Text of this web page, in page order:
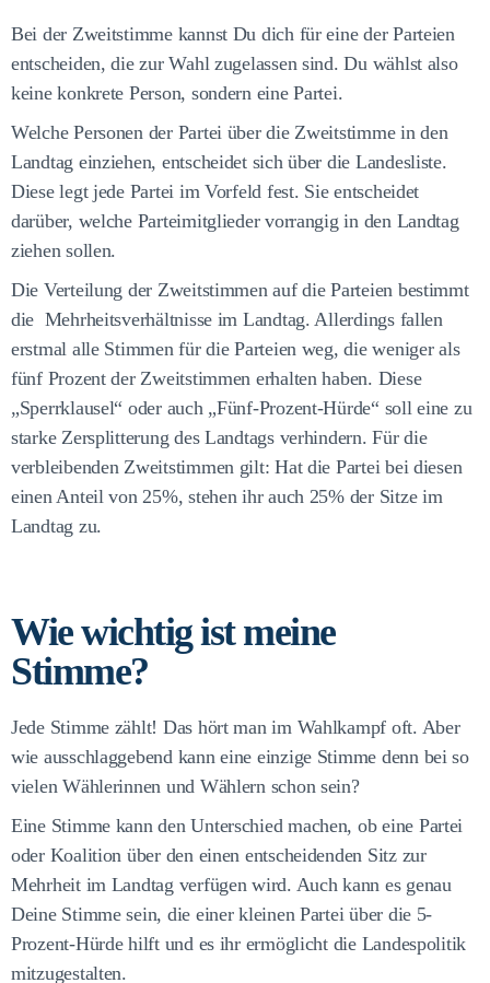
Bei der Zweitstimme kannst Du dich für eine der Parteien
entscheiden, die zur Wahl zugelassen sind. Du wählst also
keine konkrete Person, sondern eine Partei.
Welche Personen der Partei über die Zweitstimme in den
Landtag einziehen, entscheidet sich über die Landesliste.
Diese legt jede Partei im Vorfeld fest. Sie entscheidet
darüber, welche Parteimitglieder vorrangig in den Landtag
ziehen sollen.
Die Verteilung der Zweitstimmen auf die Parteien bestimmt
die Mehrheitsverhältnisse im Landtag. Allerdings fallen
erstmal alle Stimmen für die Parteien weg, die weniger als
fünf Prozent der Zweitstimmen erhalten haben. Diese
„Sperrklausel“ oder auch „Fünf-Prozent-Hürde“ soll eine zu
starke Zersplitterung des Landtags verhindern. Für die
verbleibenden Zweitstimmen gilt: Hat die Partei bei diesen
einen Anteil von 25%, stehen ihr auch 25% der Sitze im
Landtag zu.
Wie wichtig ist meine
Stimme?
Jede Stimme zählt! Das hört man im Wahlkampf oft. Aber
wie ausschlaggebend kann eine einzige Stimme denn bei so
vielen Wählerinnen und Wählern schon sein?
Eine Stimme kann den Unterschied machen, ob eine Partei
oder Koalition über den einen entscheidenden Sitz zur
Mehrheit im Landtag verfügen wird. Auch kann es genau
Deine Stimme sein, die einer kleinen Partei über die 5-
Prozent-Hürde hilft und es ihr ermöglicht die Landespolitik
mitzugestalten.